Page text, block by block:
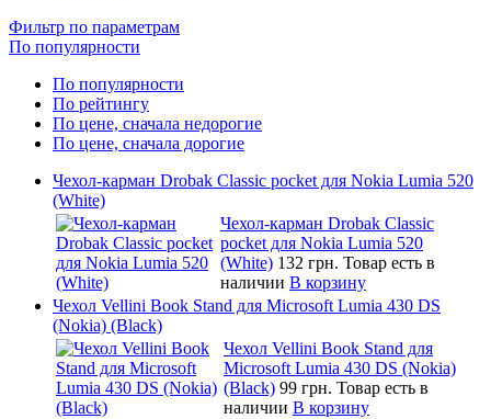
Фильтр по параметрам
По популярности
По популярности
По рейтингу
По цене, сначала недорогие
По цене, сначала дорогие
Чехол-карман Drobak Classic pocket для Nokia Lumia 520
(White)
Чехол-карман Drobak Classic
pocket для Nokia Lumia 520
(White) 132 грн. Товар есть в
наличии В корзину
Чехол Vellini Book Stand для Microsoft Lumia 430 DS
(Nokia) (Black)
Чехол Vellini Book Stand для
Microsoft Lumia 430 DS (Nokia)
(Black) 99 грн. Товар есть в
наличии В корзину